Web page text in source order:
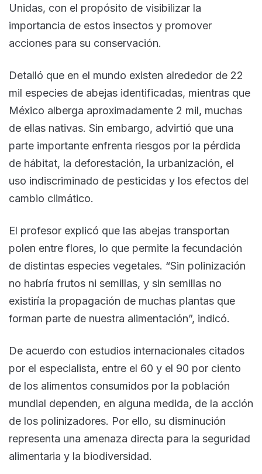
Unidas, con el propósito de visibilizar la
importancia de estos insectos y promover
acciones para su conservación.
Detalló que en el mundo existen alrededor de 22
mil especies de abejas identificadas, mientras que
México alberga aproximadamente 2 mil, muchas
de ellas nativas. Sin embargo, advirtió que una
parte importante enfrenta riesgos por la pérdida
de hábitat, la deforestación, la urbanización, el
uso indiscriminado de pesticidas y los efectos del
cambio climático.
El profesor explicó que las abejas transportan
polen entre flores, lo que permite la fecundación
de distintas especies vegetales. “Sin polinización
no habría frutos ni semillas, y sin semillas no
existiría la propagación de muchas plantas que
forman parte de nuestra alimentación”, indicó.
De acuerdo con estudios internacionales citados
por el especialista, entre el 60 y el 90 por ciento
de los alimentos consumidos por la población
mundial dependen, en alguna medida, de la acción
de los polinizadores. Por ello, su disminución
representa una amenaza directa para la seguridad
alimentaria y la biodiversidad.